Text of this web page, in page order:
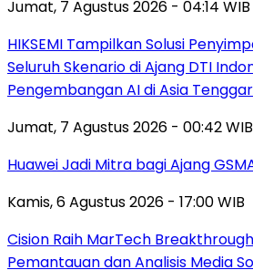
Jumat, 7 Agustus 2026 - 04:14 WIB
HIKSEMI Tampilkan Solusi
Seluruh Skenario di Ajang DTI
Pengembangan AI di Asia
Jumat, 7 Agustus 2026 - 00:42 WIB
Huawei Jadi Mitra bagi Ajang
Kamis, 6 Agustus 2026 - 17:00 WIB
Cision Raih MarTech
Pemantauan dan Analisis Media